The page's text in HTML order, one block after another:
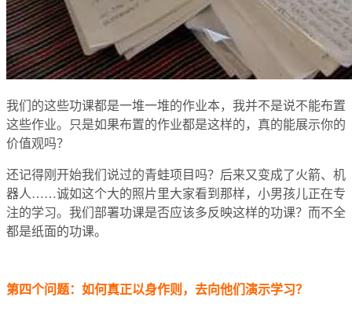
我们的这些功课都是一堆一堆的作业本，我并不是说不能布置
这些作业。只是如果布置的作业都是这样的，真的能展示你的
价值观吗？
还记得刚开始我们说过的青蛙项目吗？后来又变成了火箭、机
器人……诚如这个大的照片里大家看到那样，小男孩儿正在专
注的学习。我们部署功课是否应该多反映这样的功课？而不全
都是纸面的功课。
第四个问题：如何真正以身作则，去向他们演示学习？